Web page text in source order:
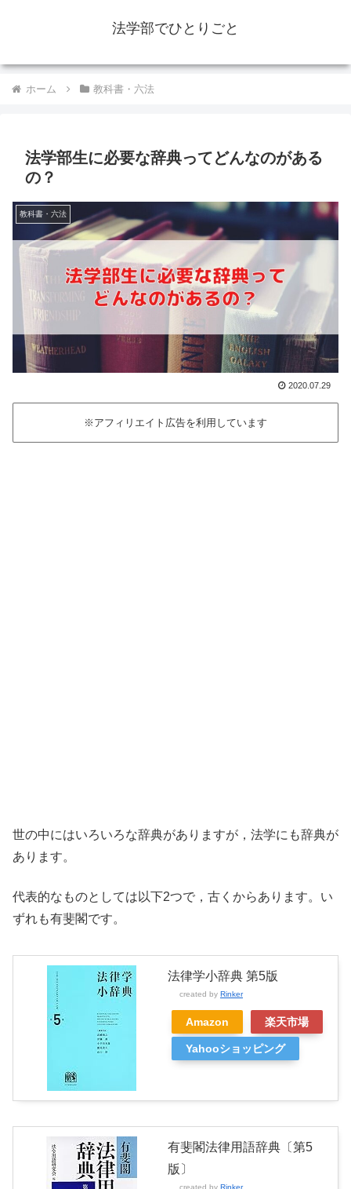
法学部でひとりごと
ホーム 教科書・六法
法学部生に必要な辞典ってどんなのがある
の？
教科書・六法
2020.07.29
※アフィリエイト広告を利用しています
世の中にはいろいろな辞典がありますが，法学にも辞典が
あります。
代表的なものとしては以下2つで，古くからあります。い
ずれも有斐閣です。
法律学小辞典 第5版
created by Rinker
Amazon 楽天市場
Yahooショッピング
有斐閣法律用語辞典〔第5
版〕
created by Rinker